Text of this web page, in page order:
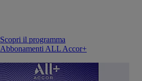
Scopri il programma
Abbonamenti ALL Accor+